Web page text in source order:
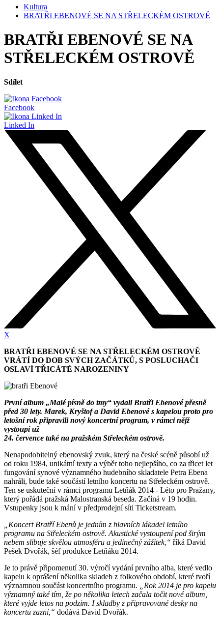
Kultura
BRATŘI EBENOVÉ SE NA STŘELECKÉM OSTROVĚ
BRATŘI EBENOVÉ SE NA
STŘELECKÉM OSTROVĚ
Sdílet
Facebook
Linked In
X
BRATŘI EBENOVÉ SE NA STŘELECKÉM OSTROVĚ
VRÁTÍ DO DOB SVÝCH ZAČÁTKŮ, S POSLUCHAČI
OSLAVÍ TŘICÁTÉ NAROZENINY
První album „Malé písně do tmy“ vydali Bratři Ebenové přesně
před 30 lety. Marek, Kryštof a David Ebenové s kapelou proto pro
letošní rok připravili nový koncertní program, v rámci nějž
vystoupí už
24. července také na pražském Střeleckém ostrově.
Nenapodobitelný ebenovský zvuk, který na české scéně působí už
od roku 1984, unikátní texty a výběr toho nejlepšího, co za třicet let
fungování synové významného hudebního skladatele Petra Ebena
nahráli, bude také součástí letního koncertu na Střeleckém ostrově.
Ten se uskuteční v rámci programu Letňák 2014 - Léto pro Pražany,
který pořádá pražská Malostranská beseda. Začíná v 19 hodin.
Vstupenky jsou k mání v předprodejní síti Ticketstream.
„Koncert Bratří Ebenů je jedním z hlavních lákadel letního
programu na Střeleckém ostrově. Akustické vystoupení pod širým
nebem slibuje skvělou atmosféru a jedinečný zážitek,“ říká David
Pešek Dvořák, šéf produkce Letňáku 2014.
Je to právě připomenutí 30. výročí vydání prvního alba, které vedlo
kapelu k oprášení několika skladeb z folkového období, které tvoří
významnou součást koncertního programu. „Rok 2014 je pro kapelu
významný také tím, že po několika letech začala točit nové album,
které vyjde letos na podzim. I skladby z připravované desky na
koncertu zazní,“ dodává David Dvořák.